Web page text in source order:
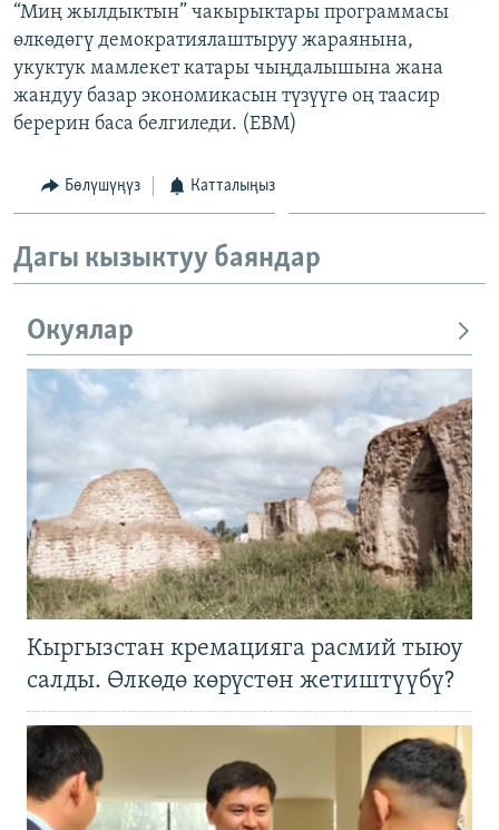
“Миң жылдыктын” чакырыктары программасы
өлкөдөгү демократиялаштыруу жараянына,
укуктук мамлекет катары чыңдалышына жана
жандуу базар экономикасын түзүүгө оң таасир
берерин баса белгиледи. (EBM)
Бөлүшүңүз Катталыңыз
Дагы кызыктуу баяндар
Окуялар
Кыргызстан кремацияга расмий тыюу
салды. Өлкөдө көрүстөн жетиштүүбү?